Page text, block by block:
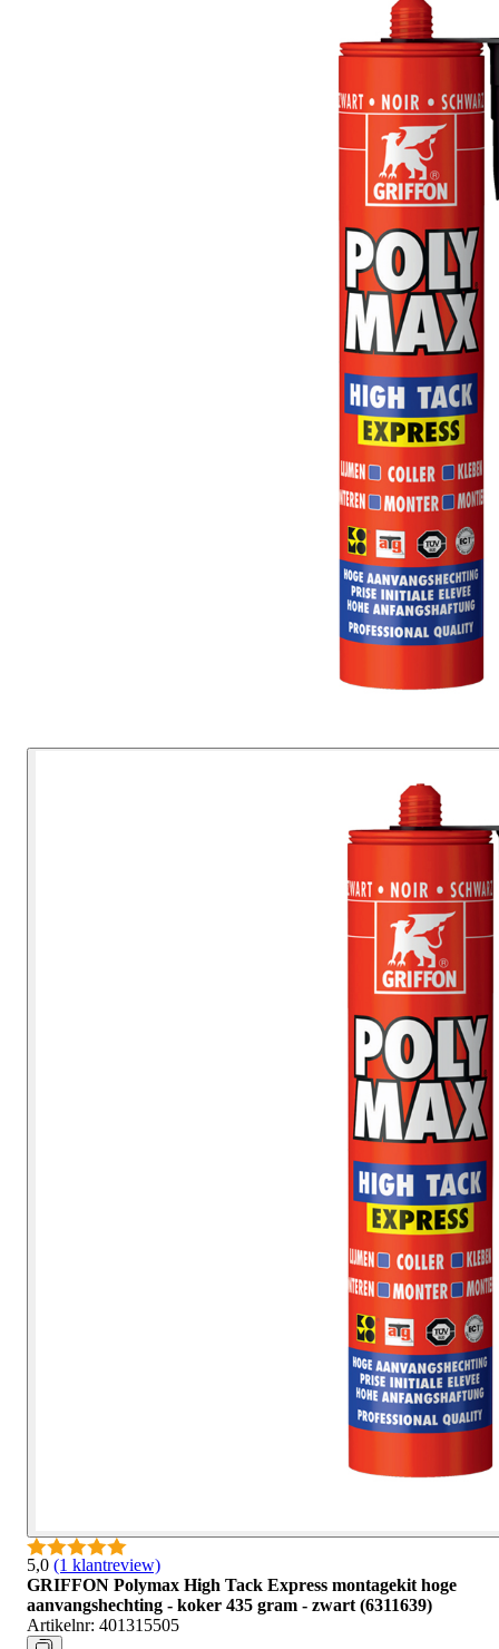
5,0 (1 klantreview)
GRIFFON Polymax High Tack Express montagekit hoge
aanvangshechting - koker 435 gram - zwart (6311639)
Artikelnr: 401315505